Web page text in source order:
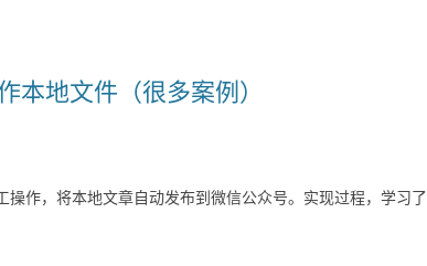
本地文件（很多案例）
作，将本地文章自动发布到微信公众号。实现过程，学习了